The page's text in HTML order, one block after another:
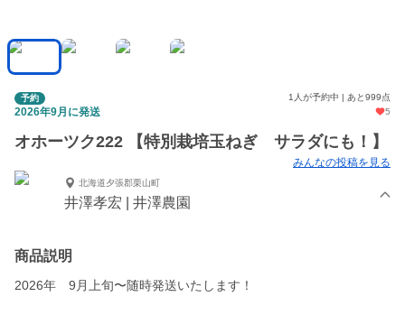
予約 1人が予約中 | あと999点
2026年9月に発送 5
オホーツク222 【特別栽培玉ねぎ サラダにも！】
みんなの投稿を見る
北海道夕張郡栗山町
井澤孝宏 | 井澤農園
商品説明
2026年 9月上旬〜随時発送いたします！